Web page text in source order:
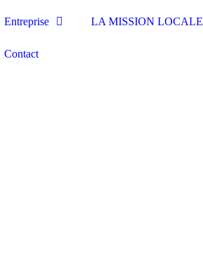
Entreprise LA MISSION LOCALE
Contact